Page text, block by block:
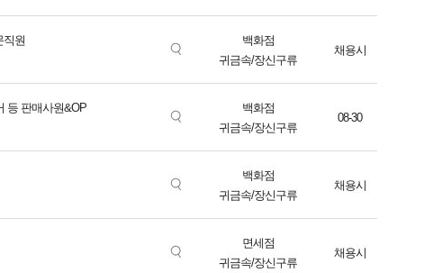
직원
백화점
귀금속/장신구류
채용시
등 판매사원&OP
백화점
귀금속/장신구류
08-30
백화점
귀금속/장신구류
채용시
면세점
귀금속/장신구류
채용시